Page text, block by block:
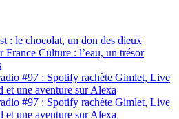
: le chocolat, un don des dieux
France Culture : l’eau, un trésor
#97 : Spotify rachète Gimlet, Live
et une aventure sur Alexa
#97 : Spotify rachète Gimlet, Live
et une aventure sur Alexa